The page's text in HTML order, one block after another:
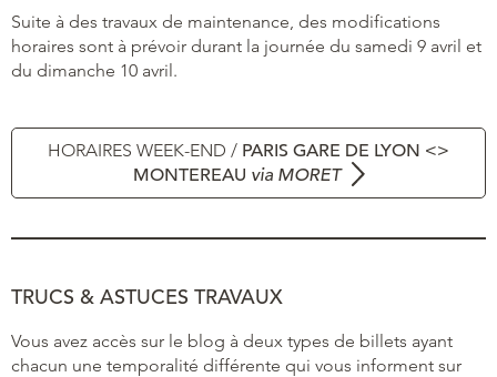
Suite à des travaux de maintenance, des modifications
horaires sont à prévoir durant la journée du samedi 9 avril et
du dimanche 10 avril.
HORAIRES WEEK-END / PARIS GARE DE LYON <>
MONTEREAU via MORET
TRUCS & ASTUCES TRAVAUX
Vous avez accès sur le blog à deux types de billets ayant
chacun une temporalité différente qui vous informent sur